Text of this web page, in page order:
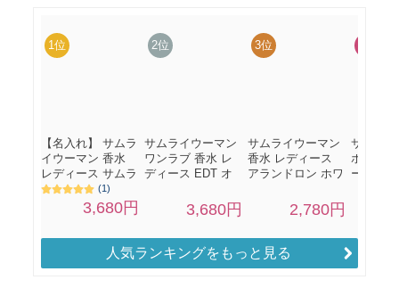
人気ランキングをもっと見る